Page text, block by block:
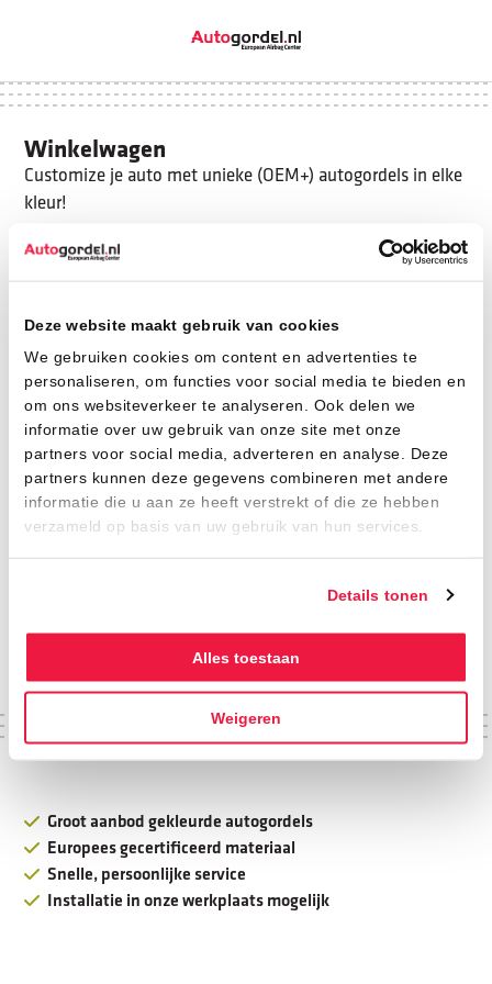
Deze website maakt gebruik van cookies
We gebruiken cookies om content en advertenties te
personaliseren, om functies voor social media te bieden en
om ons websiteverkeer te analyseren. Ook delen we
informatie over uw gebruik van onze site met onze
partners voor social media, adverteren en analyse. Deze
partners kunnen deze gegevens combineren met andere
informatie die u aan ze heeft verstrekt of die ze hebben
verzameld op basis van uw gebruik van hun services.
Details tonen
Alles toestaan
Weigeren
Winkelwagen
Customize je auto met unieke (OEM+) autogordels in elke
kleur!
Verder winkelen
Je winkelwagen is momenteel leeg.
Terug naar winkel
Groot aanbod gekleurde autogordels
Europees gecertificeerd materiaal
Snelle, persoonlijke service
Installatie in onze werkplaats mogelijk